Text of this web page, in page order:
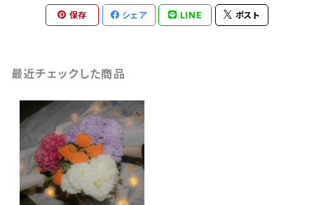
保存 シェア LINE ポスト
最近チェックした商品